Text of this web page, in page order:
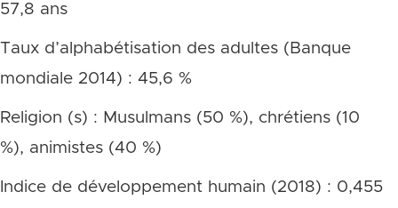
57,8 ans
Taux d’alphabétisation des adultes (Banque
mondiale 2014) : 45,6 %
Religion (s) : Musulmans (50 %), chrétiens (10
%), animistes (40 %)
Indice de développement humain (2018) : 0,455